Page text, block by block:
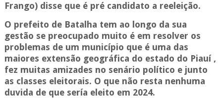
Frango) disse que é pré candidato a reeleição.
O prefeito de Batalha tem ao longo da sua
gestão se preocupado muito é em resolver os
problemas de um município que é uma das
maiores extensão geográfica do estado do Piauí ,
fez muitas amizades no senário político e junto
as classes eleitorais. O que não resta nenhuma
duvida de que sería eleito em 2024.